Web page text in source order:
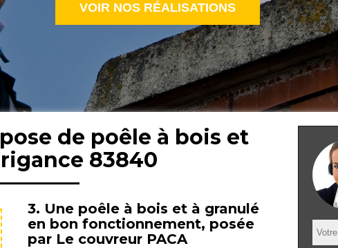
VOIR NOS RÉALISATIONS
de poêle à bois et
83840
3. Une poêle à bois et à granulé
en bon fonctionnement, posée
par Le couvreur PACA